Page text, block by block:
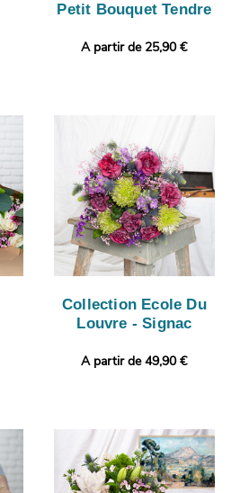
Petit Bouquet Tendre
A partir de 25,90 €
Collection Ecole Du
Louvre - Signac
A partir de 49,90 €